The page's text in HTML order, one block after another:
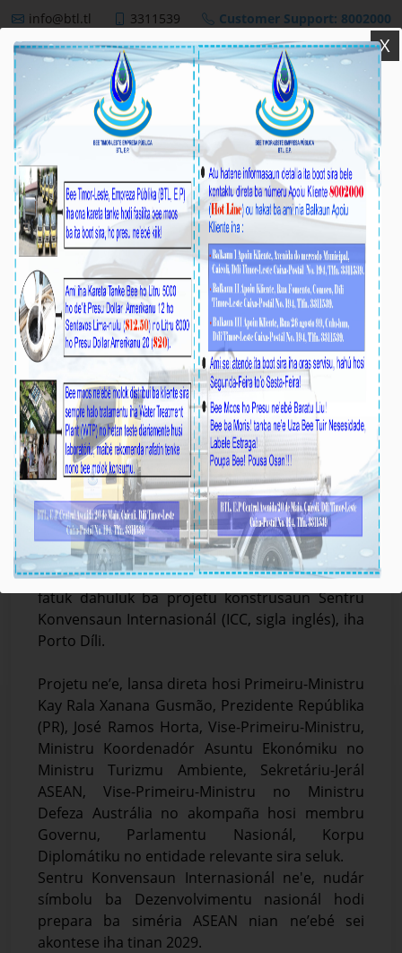
info@btl.tl 3311539 Customer Support: 8002000
BTL,E.P
NEWS
𝐁𝐓𝐋, 𝐄.𝐏 𝐏𝐚𝐫𝐭𝐢𝐬𝐢𝐩𝐚 𝐢𝐡𝐚 𝐋𝐚𝐧𝐬𝐚𝐦𝐞𝐧𝐭𝐮 𝐏𝐫𝐨𝐣𝐞𝐭𝐮
𝐊𝐨𝐧𝐬𝐭𝐫𝐮𝐬𝐚𝐮𝐧 𝐒𝐞𝐧𝐭𝐫𝐮 𝐊𝐨𝐧𝐯𝐞𝐧𝐬𝐚𝐮𝐧 𝐈𝐧𝐭𝐞𝐫𝐧𝐚𝐬𝐢𝐨𝐧𝐚́𝐥
Média_BTL, E.P May-20-2026
𝐃𝐢́𝐥𝐢, 𝐊𝐮𝐚𝐫𝐭𝐚-𝐟𝐞𝐢𝐫𝐚 𝟐𝟎 𝐌𝐚𝐢𝐮 𝟐𝟎𝟐𝟔 - Prezidente
Komisaun Ezekutiva (KE) BTL, E.P, Gustavo da
Cruz, akompaña hosi Diretór DAF Sidónio
Freitas, partisipa iha seremónia lansamentu
fatuk dahuluk ba projetu konstrusaun Sentru
Konvensaun Internasionál (ICC, sigla inglés), iha
Porto Díli.
Projetu ne’e, lansa direta hosi Primeiru-Ministru
Kay Rala Xanana Gusmão, Prezidente Repúblika
(PR), José Ramos Horta, Vise-Primeiru-Ministru,
Ministru Koordenadór Asuntu Ekonómiku no
Ministru Turizmu Ambiente, Sekretáriu-Jerál
ASEAN, Vise-Primeiru-Ministru no Ministru
Defeza Austrália no akompaña hosi membru
Governu, Parlamentu Nasionál, Korpu
Diplomátiku no entidade relevante sira seluk.
Sentru Konvensaun Internasionál ne'e, nudár
símbolu ba Dezenvolvimentu nasionál hodi
prepara ba siméria ASEAN nian ne’ebé sei
akontese iha tinan 2029.
X